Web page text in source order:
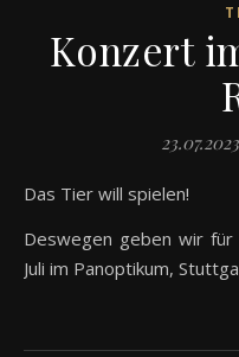
Konzert
23.07.2023
Das Tier will spielen!
Deswegen geben wir
Juli im Panoptikum,